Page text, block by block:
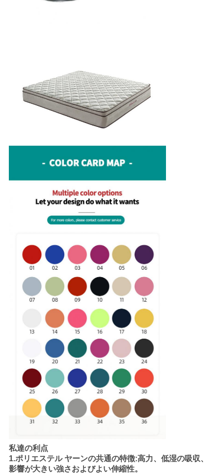
私達の利点
1.ポリエステル ヤーンの共通の特徴:高力、低湿の吸収、
影響が大きい強さおよびよい伸縮性。